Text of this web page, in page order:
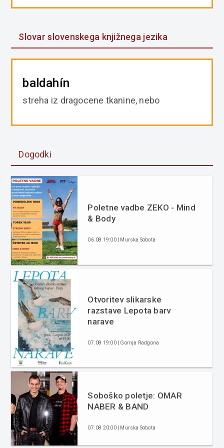
Slovar slovenskega knjižnega jezika
baldahín
streha iz dragocene tkanine, nebo
Dogodki
Poletne vadbe ZEKO - Mind
& Body
06.08 19:00 | Murska Sobota
Otvoritev slikarske
razstave Lepota barv
narave
07.08 19:00 | Gornja Radgona
Soboško poletje: OMAR
NABER & BAND
07.08 20:00 | Murska Sobota